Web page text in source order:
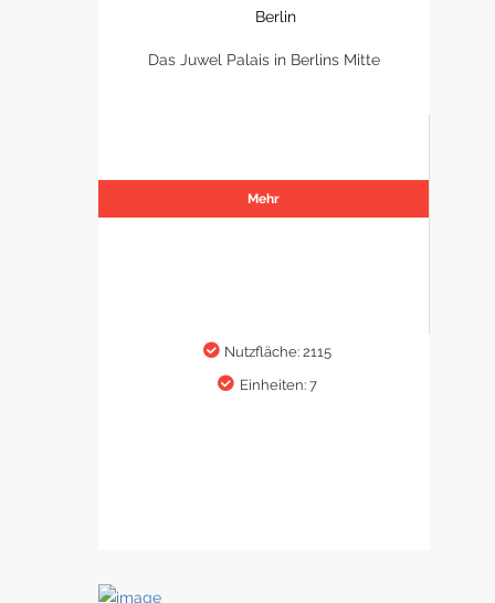
Berlin
Das Juwel Palais in Berlins Mitte
Mehr
Nutzfläche: 2115
Einheiten: 7